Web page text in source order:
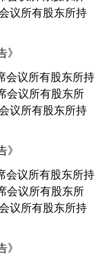
议所有股东所持
》
会议所有股东所持
会议所有股东所
议所有股东所持
》
会议所有股东所持
会议所有股东所
议所有股东所持
》